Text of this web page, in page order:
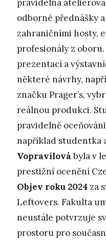
pravidelná
odborné přednášky
zahraničními hosty,
profesionály z
prezentací a
některé návrhy,
značku Prager’s,
reálnou produkci.
pravidelně
například studentka
Vopravilovábyla v
prestižní ocenění
Objev roku 2024 za
Leftovers. Fakulta
neustále potvrzuje
prostoru pro